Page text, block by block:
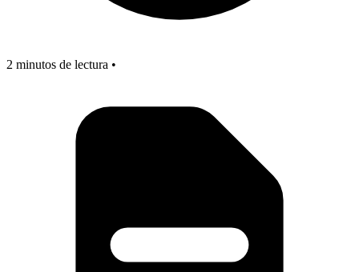
2 minutos de lectura •